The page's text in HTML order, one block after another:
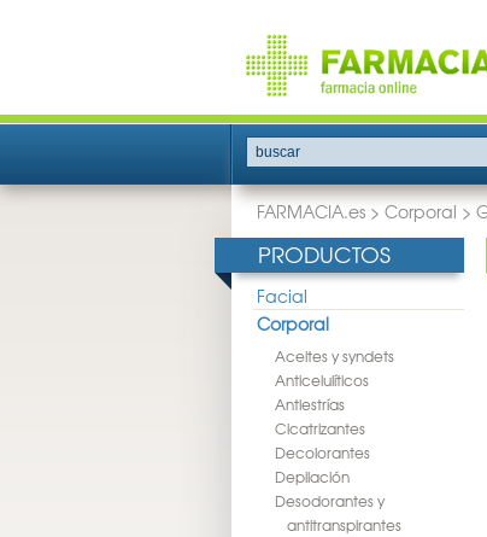
buscar
FARMACIA.es > Corporal >
PRODUCTOS
Facial
Corporal
Aceites y syndets
Anticelulíticos
Antiestrías
Cicatrizantes
Decolorantes
Depilación
Desodorantes y
antitranspirantes